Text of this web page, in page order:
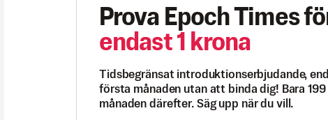
Prova Epoch Times
endast 1 krona
Tidsbegränsat introduktionserbjudande,
första månaden utan att binda dig! Bara
månaden därefter. Säg upp när du vill.